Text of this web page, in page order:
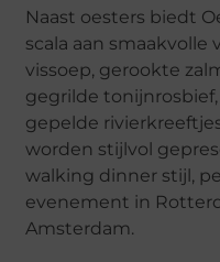
Naast oesters biedt
scala aan smaakvolle
vissoep, gerookte
gegrilde
gepelde
worden stijlvol
walking dinner stijl,
evenement in
Amsterdam.